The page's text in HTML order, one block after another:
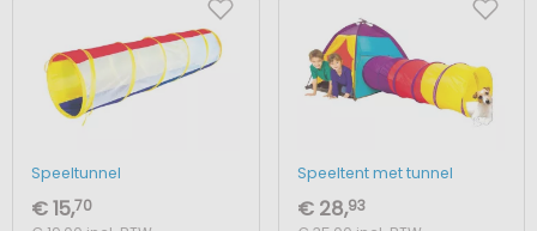
Speeltunnel
€ 15,70
Speeltent met tunnel
€ 28,93